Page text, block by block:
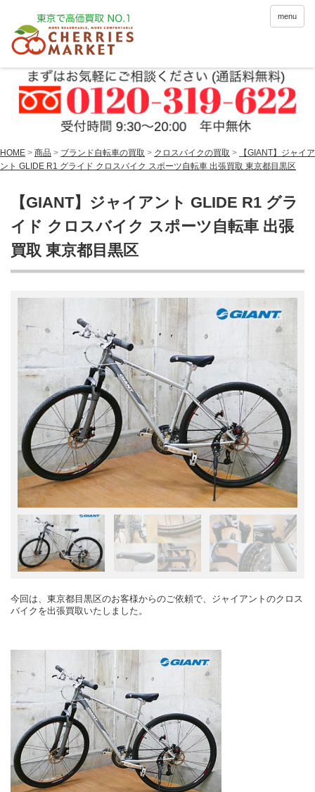
menu
HOME > 商品 > ブランド自転車の買取 > クロスバイクの買取 >
【GIANT】ジャイア
ント GLIDE R1 グライド クロスバイク スポーツ自転車 出張買取 東京都目黒区
【GIANT】ジャイアント GLIDE R1 グラ
イド クロスバイク スポーツ自転車 出張
買取 東京都目黒区
今回は、東京都目黒区のお客様からのご依頼で、ジャイアントのクロス
バイクを出張買取いたしました。